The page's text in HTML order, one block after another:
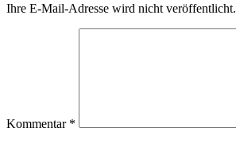
Ihre E-Mail-Adresse wird nicht veröffentlicht.
Kommentar *